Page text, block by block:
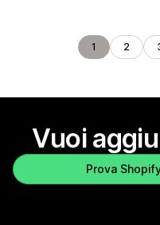
1 2
Vuoi
Prova